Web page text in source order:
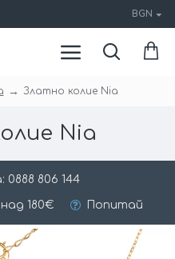
BGN
Златно колие Nia
Nia
0888 806 144
180€ Попитай